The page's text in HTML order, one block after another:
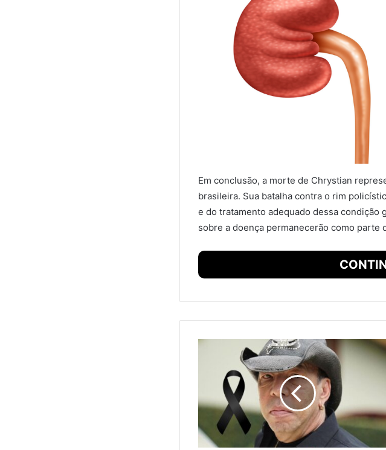
Em conclusão, a morte de Chrystian
brasileira. Sua batalha contra o rim
e do tratamento adequado dessa condição
sobre a doença permanecerão como parte